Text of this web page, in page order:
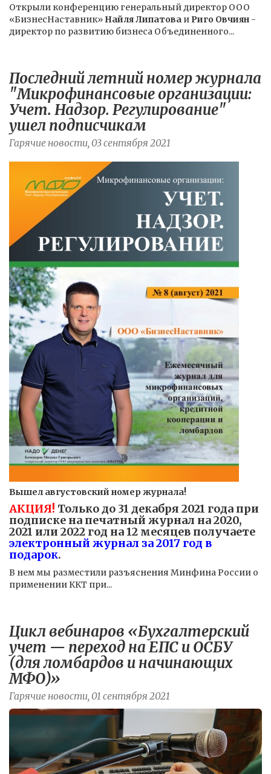
Открыли конференцию генеральный директор ООО
«БизнесНаставник» Найля Липатова и Риго Овчиян -
директор по развитию бизнеса Объединенного...
Последний летний номер журнала
"Микрофинансовые организации:
Учет. Надзор. Регулирование"
ушел подписчикам
Гарячие новости, 03 сентября 2021
Вышел августовский номер журнала!
АКЦИЯ! Только до 31 декабря 2021 года при
подписке на печатный журнал на 2020,
2021 или 2022 год на 12 месяцев получаете
электронный журнал за 2017 год в
подарок.
В нем мы разместили разъяснения Минфина России о
применении ККТ при...
Цикл вебинаров «Бухгалтерский
учет — переход на ЕПС и ОСБУ
(для ломбардов и начинающих
МФО)»
Гарячие новости, 01 сентября 2021